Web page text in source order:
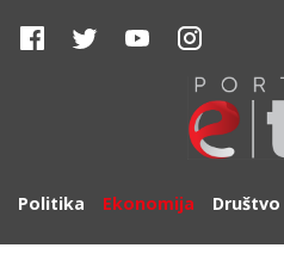
Politika Ekonomija Društvo